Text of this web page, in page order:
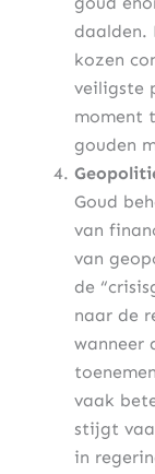
daalden.
kozen
veiligste
moment
gouden
Goud
van
van
de
naar de
wanneer
vaak
stijgt
in